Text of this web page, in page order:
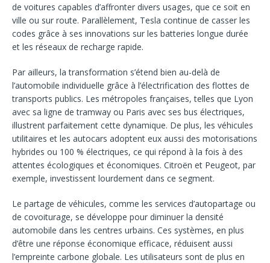
de voitures capables d’affronter divers usages, que ce soit en
ville ou sur route. Parallèlement, Tesla continue de casser les
codes grâce à ses innovations sur les batteries longue durée
et les réseaux de recharge rapide.
Par ailleurs, la transformation s’étend bien au-delà de
l’automobile individuelle grâce à l’électrification des flottes de
transports publics. Les métropoles françaises, telles que Lyon
avec sa ligne de tramway ou Paris avec ses bus électriques,
illustrent parfaitement cette dynamique. De plus, les véhicules
utilitaires et les autocars adoptent eux aussi des motorisations
hybrides ou 100 % électriques, ce qui répond à la fois à des
attentes écologiques et économiques. Citroën et Peugeot, par
exemple, investissent lourdement dans ce segment.
Le partage de véhicules, comme les services d’autopartage ou
de covoiturage, se développe pour diminuer la densité
automobile dans les centres urbains. Ces systèmes, en plus
d’être une réponse économique efficace, réduisent aussi
l’empreinte carbone globale. Les utilisateurs sont de plus en